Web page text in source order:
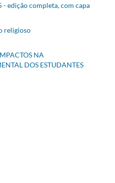
- edição completa, com capa
religioso
NA
DOS ESTUDANTES